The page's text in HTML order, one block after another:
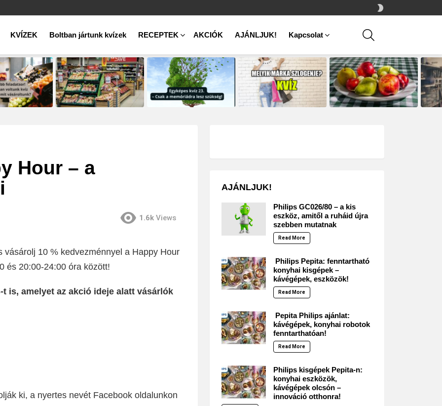
SKIN
KVÍZEK Boltban jártunk kvízek RECEPTEK AKCIÓK AJÁNLJUK! Kapcsolat
Hour – a
1.6k Views
10 % kedvezménnyel a Happy Hour
és 20:00-24:00 óra között!
is, amelyet az akció ideje alatt vásárlók
ki, a nyertes nevét Facebook oldalunkon
AJÁNLJUK!
Philips GC026/80 – a kis
eszköz, amitől a ruháid újra
szebben mutatnak
Read More
Philips Pepita: fenntartható
konyhai kisgépek –
kávégépek, eszközök!
Read More
Pepita Philips ajánlat:
kávégépek, konyhai robotok
fenntarthatóan!
Read More
Philips kisgépek Pepita-n:
konyhai eszközök,
kávégépek olcsón –
innováció otthonra!